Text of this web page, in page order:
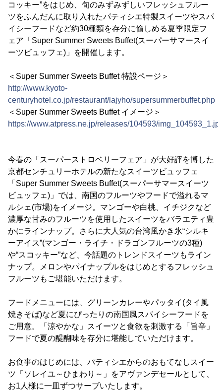
コッキー”をはじめ、旬のみずみずしいフレッシュフルー
ツをふんだんに取り入れたパティシエ特製スイーツやスパ
イシーフードなど約30種類を存分に愉しめる夏季限定フ
ェア「Super Summer Sweets Buffet(スーパーサマースイ
ーツビュッフェ)」を開催します。
＜Super Summer Sweets Buffet 特設ページ＞
http://www.kyoto-
centuryhotel.co.jp/restaurant/lajyho/supersummerbuffet.php
＜Super Summer Sweets Buffet イメージ＞
https://www.atpress.ne.jp/releases/104593/
今春の「スーパーストロベリーフェア」が大好評を博した
京都センチュリーホテルの新たなスイーツビュッフェ
「Super Summer Sweets Buffet(スーパーサマースイーツ
ビュッフェ)」では、南国のフルーツやフードで溢れるマ
ルシェ(市場)をイメージ。マンゴーや白桃、イチジクなど
濃厚な甘みのフルーツを使用したスイーツをバラエティ豊
かにラインナップ。さらに大人気の台湾風かき氷“シルキ
ーアイス”(マンゴー・ライチ・ドラゴンフルーツの3種)
や“スコッキー”など、今話題のトレンドスイーツもライン
ナップ。メロンやパイナップルをはじめとするフレッシュ
フルーツもご堪能いただけます。
フードメニューには、グリーンカレーやパッタイ(タイ風
焼きそば)など夏にぴったりの南国風スパイシーフードを
ご用意。「涼やかな」スイーツと食欲を刺激する「旨辛」
フードで夏の醍醐味を存分に堪能していただけます。
お食事のはじめには、パティシエからのおもてなしスイー
ツ「ソレイユ～ひまわり～」をアヴァンデセールとして、
お1人様に一皿ずつサーブいたします。